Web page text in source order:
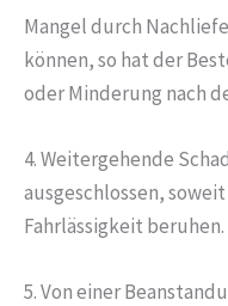
Mangel durch
können, so hat der
oder Minderung nach
4. Weitergehende
ausgeschlossen,
Fahrlässigkeit beruhen.
5. Von einer